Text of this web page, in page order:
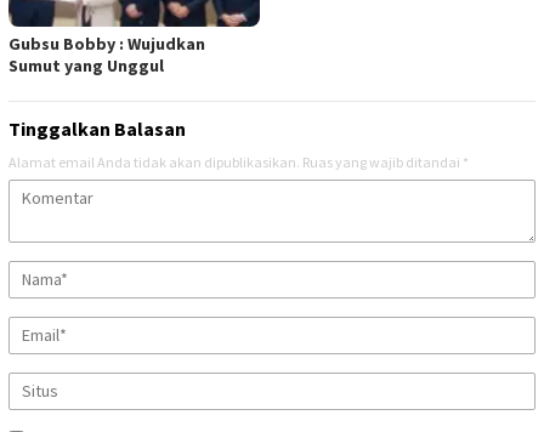
Gubsu Bobby : Wujudkan
Sumut yang Unggul
Tinggalkan Balasan
Alamat email Anda tidak akan dipublikasikan. Ruas yang wajib ditandai *